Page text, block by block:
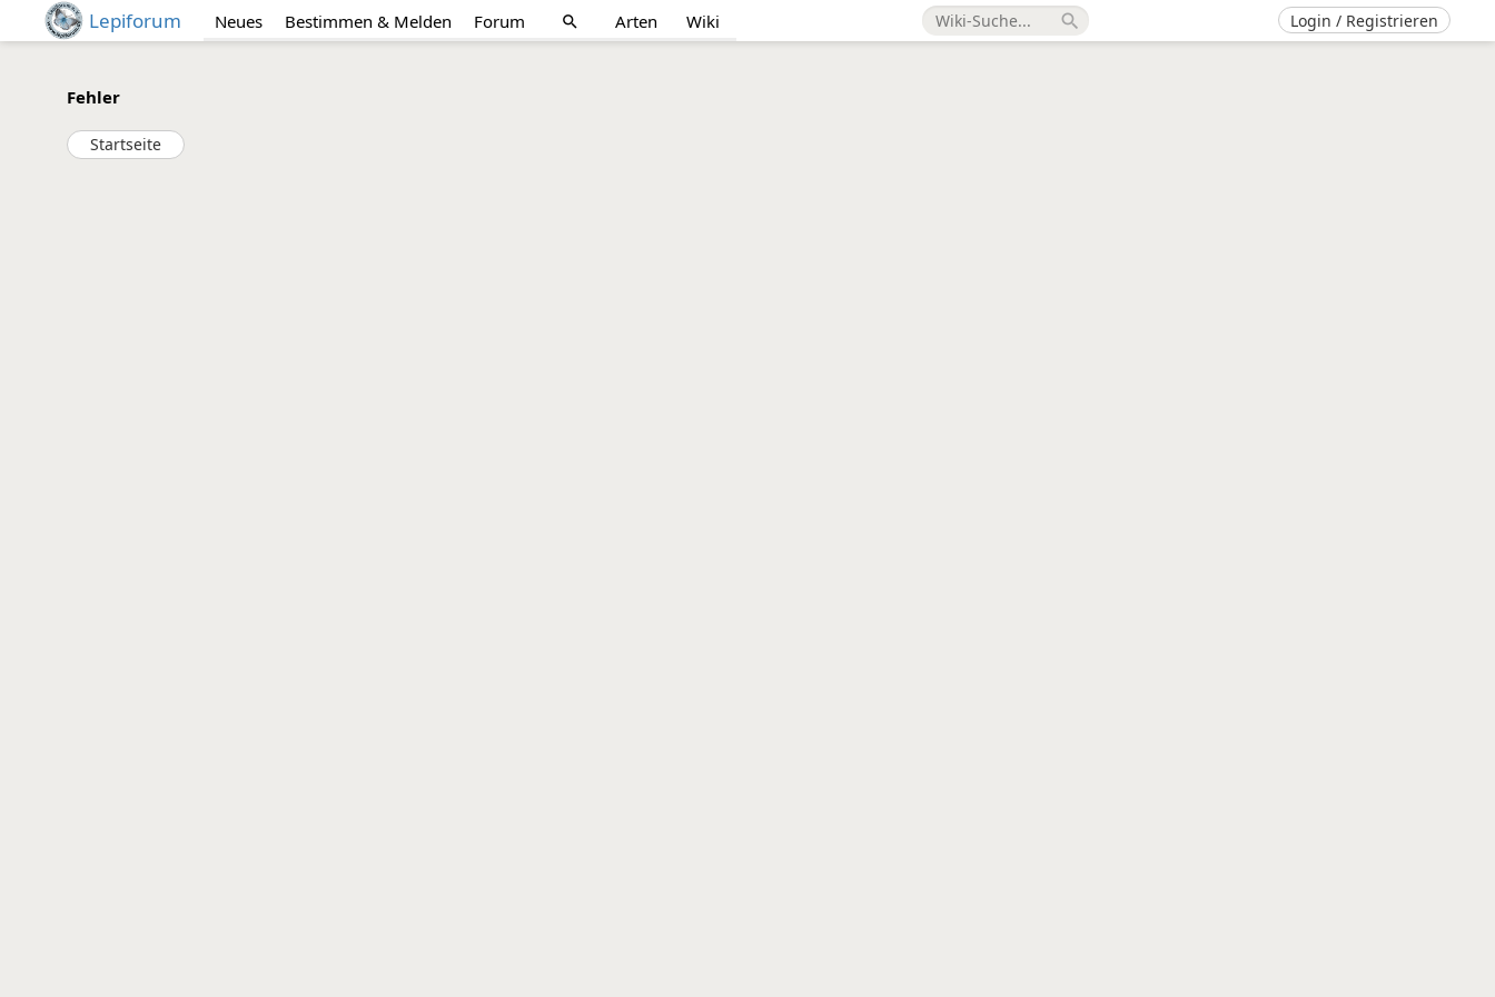
Lepiforum Neues Bestimmen & Melden Forum search Arten Wiki search Login / Registrieren
Fehler
Startseite